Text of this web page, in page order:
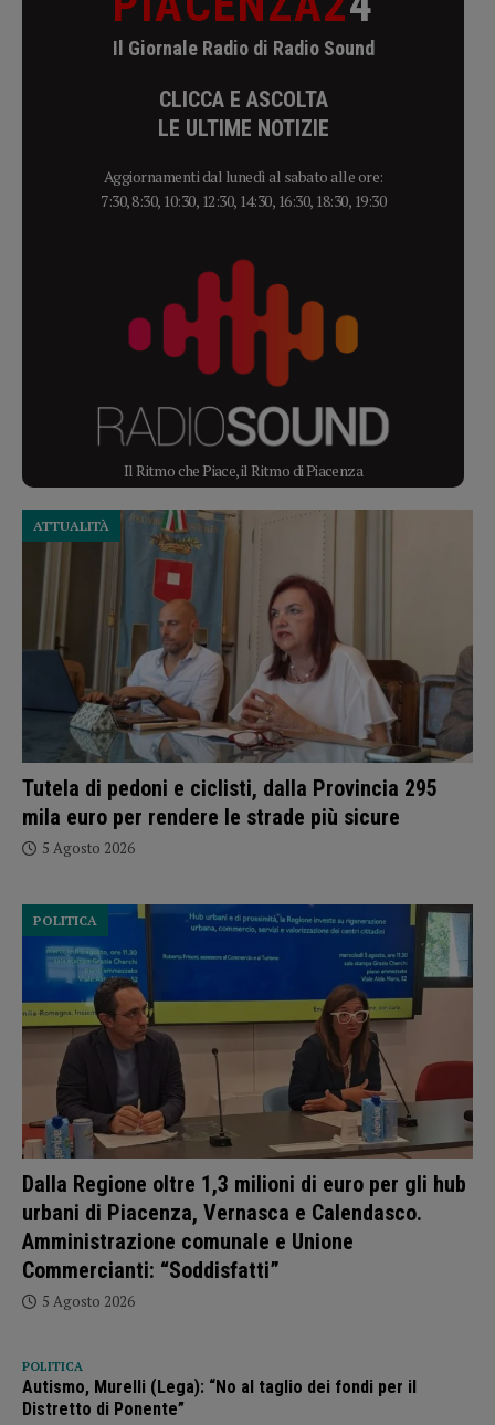
Il Giornale Radio di Radio Sound
CLICCA E ASCOLTA
LE ULTIME NOTIZIE
Aggiornamenti dal lunedì al sabato alle ore:
7:30, 8:30, 10:30, 12:30, 14:30, 16:30, 18:30, 19:30
Il Ritmo che Piace, il Ritmo di Piacenza
Tutela di pedoni e ciclisti, dalla Provincia 295
mila euro per rendere le strade più sicure
ATTUALITÀ
5 Agosto 2026
Dalla Regione oltre 1,3 milioni di euro per gli hub
urbani di Piacenza, Vernasca e Calendasco.
Amministrazione comunale e Unione
Commercianti: “Soddisfatti”
POLITICA
5 Agosto 2026
POLITICA
Autismo, Murelli (Lega): “No al taglio dei fondi per il
Distretto di Ponente”